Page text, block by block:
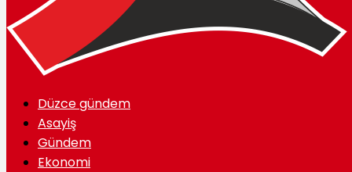
Düzce gündem
Asayiş
Gündem
Ekonomi